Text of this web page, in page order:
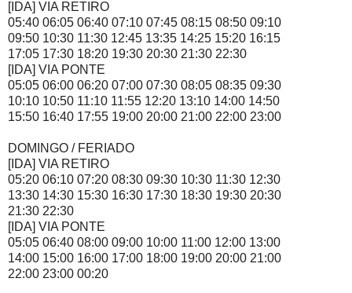
[IDA] VIA RETIRO
05:40 06:05 06:40 07:10 07:45 08:15 08:50 09:10
09:50 10:30 11:30 12:45 13:35 14:25 15:20 16:15
17:05 17:30 18:20 19:30 20:30 21:30 22:30
[IDA] VIA PONTE
05:05 06:00 06:20 07:00 07:30 08:05 08:35 09:30
10:10 10:50 11:10 11:55 12:20 13:10 14:00 14:50
15:50 16:40 17:55 19:00 20:00 21:00 22:00 23:00
DOMINGO / FERIADO
[IDA] VIA RETIRO
05:20 06:10 07:20 08:30 09:30 10:30 11:30 12:30
13:30 14:30 15:30 16:30 17:30 18:30 19:30 20:30
21:30 22:30
[IDA] VIA PONTE
05:05 06:40 08:00 09:00 10:00 11:00 12:00 13:00
14:00 15:00 16:00 17:00 18:00 19:00 20:00 21:00
22:00 23:00 00:20